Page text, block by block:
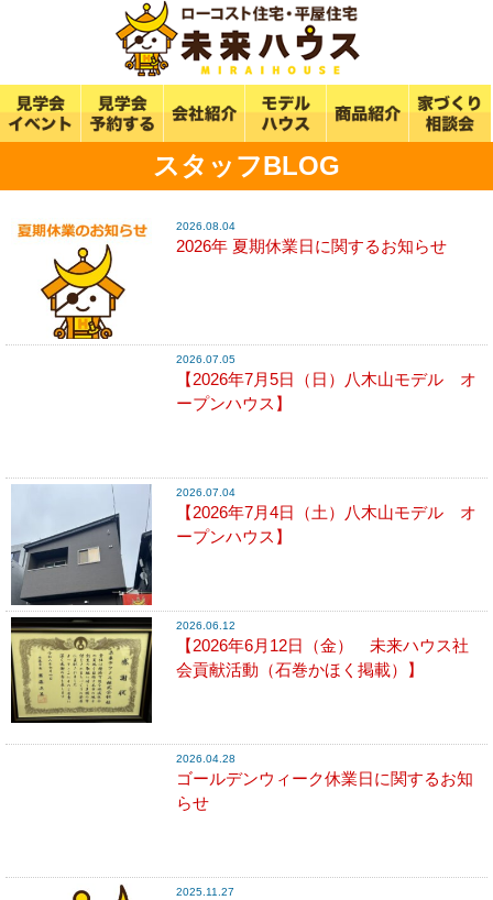
スタッフBLOG
2026.08.04
2026年 夏期休業日に関するお知らせ
2026.07.05
【2026年7月5日（日）八木山モデル オ
ープンハウス】
2026.07.04
【2026年7月4日（土）八木山モデル オ
ープンハウス】
2026.06.12
【2026年6月12日（金） 未来ハウス社
会貢献活動（石巻かほく掲載）】
2026.04.28
ゴールデンウィーク休業日に関するお知
らせ
2025.11.27